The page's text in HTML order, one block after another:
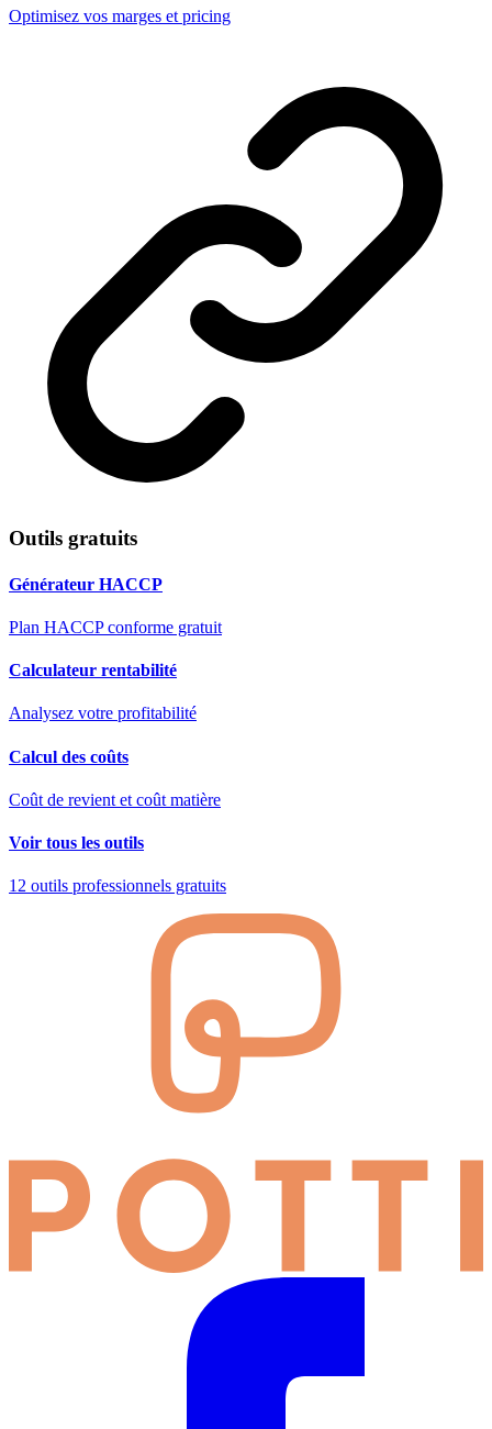
Optimisez vos marges et pricing
Outils gratuits
Générateur HACCP
Plan HACCP conforme gratuit
Calculateur rentabilité
Analysez votre profitabilité
Calcul des coûts
Coût de revient et coût matière
Voir tous les outils
12 outils professionnels gratuits